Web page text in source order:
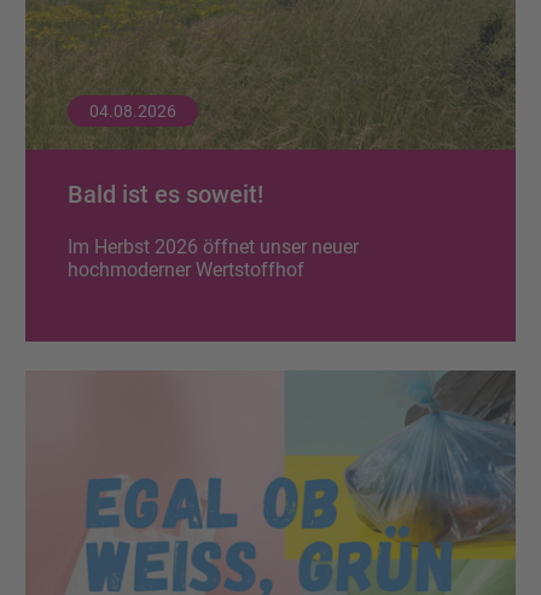
04.08.2026
Bald ist es soweit!
Im Herbst 2026 öffnet unser neuer
hochmoderner Wertstoffhof